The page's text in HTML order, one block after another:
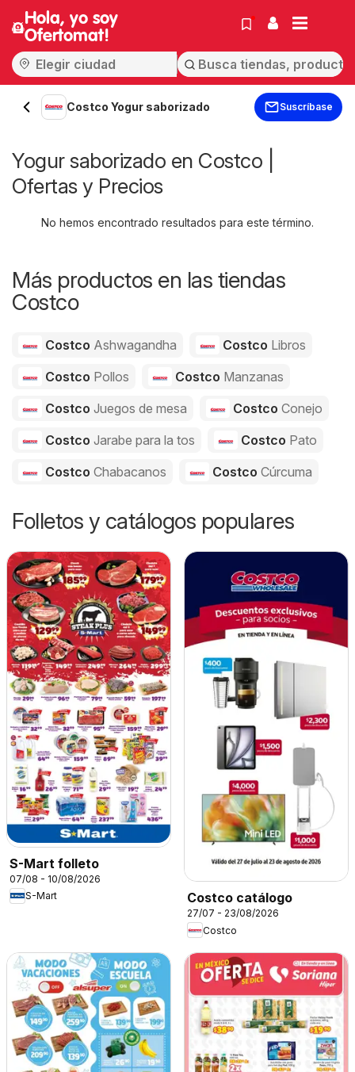
Hola, yo soy
Ofertomat!
Costco Yogur saborizado Suscríbase
Yogur saborizado en Costco |
Ofertas y Precios
No hemos encontrado resultados para este término.
Más productos en las tiendas
Costco
Costco Ashwagandha Costco Libros
Costco Pollos Costco Manzanas
Costco Juegos de mesa Costco Conejo
Costco Jarabe para la tos Costco Pato
Costco Chabacanos Costco Cúrcuma
Folletos y catálogos populares
S-Mart folleto
07/08 - 10/08/2026
S-Mart
Costco catálogo
27/07 - 23/08/2026
Costco